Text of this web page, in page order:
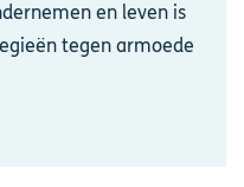
en leven is
tegen armoede